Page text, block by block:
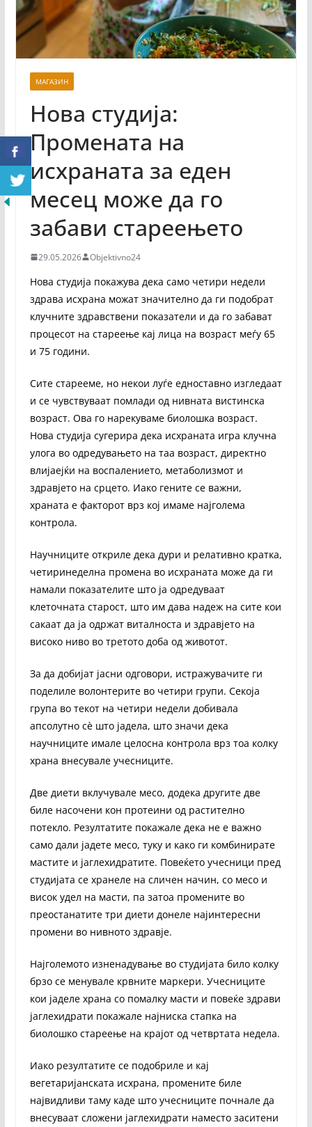
МАГАЗИН
Нова студија:
Промената на
исхраната за еден
месец може да го
забави стареењето
29.05.2026 Objektivno24
Нова студија покажува дека само четири недели
здрава исхрана можат значително да ги подобрат
клучните здравствени показатели и да го забават
процесот на стареење кај лица на возраст меѓу 65
и 75 години.
Сите старееме, но некои луѓе едноставно изгледаат
и се чувствуваат помлади од нивната вистинска
возраст. Ова го нарекуваме биолошка возраст.
Нова студија сугерира дека исхраната игра клучна
улога во одредувањето на таа возраст, директно
влијаејќи на воспалението, метаболизмот и
здравјето на срцето. Иако гените се важни,
храната е факторот врз кој имаме најголема
контрола.
Научниците откриле дека дури и релативно кратка,
четиринеделна промена во исхраната може да ги
намали показателите што ја одредуваат
клеточната старост, што им дава надеж на сите кои
сакаат да ја одржат виталноста и здравјето на
високо ниво во третото доба од животот.
За да добијат јасни одговори, истражувачите ги
поделиле волонтерите во четири групи. Секоја
група во текот на четири недели добивала
апсолутно сè што јадела, што значи дека
научниците имале целосна контрола врз тоа колку
храна внесувале учесниците.
Две диети вклучувале месо, додека другите две
биле насочени кон протеини од растително
потекло. Резултатите покажале дека не е важно
само дали јадете месо, туку и како ги комбинирате
мастите и јаглехидратите. Повеќето учесници пред
студијата се хранеле на сличен начин, со месо и
висок удел на масти, па затоа промените во
преостанатите три диети донеле најинтересни
промени во нивното здравје.
Најголемото изненадување во студијата било колку
брзо се менувале крвните маркери. Учесниците
кои јаделе храна со помалку масти и повеќе здрави
јаглехидрати покажале најниска стапка на
биолошко стареење на крајот од четвртата недела.
Иако резултатите се подобриле и кај
вегетаријанската исхрана, промените биле
највидливи таму каде што учесниците почнале да
внесуваат сложени јаглехидрати наместо заситени